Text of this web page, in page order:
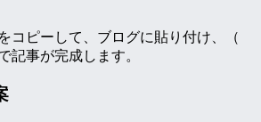
コピーして、ブログに貼り付け、（
記事が完成します。